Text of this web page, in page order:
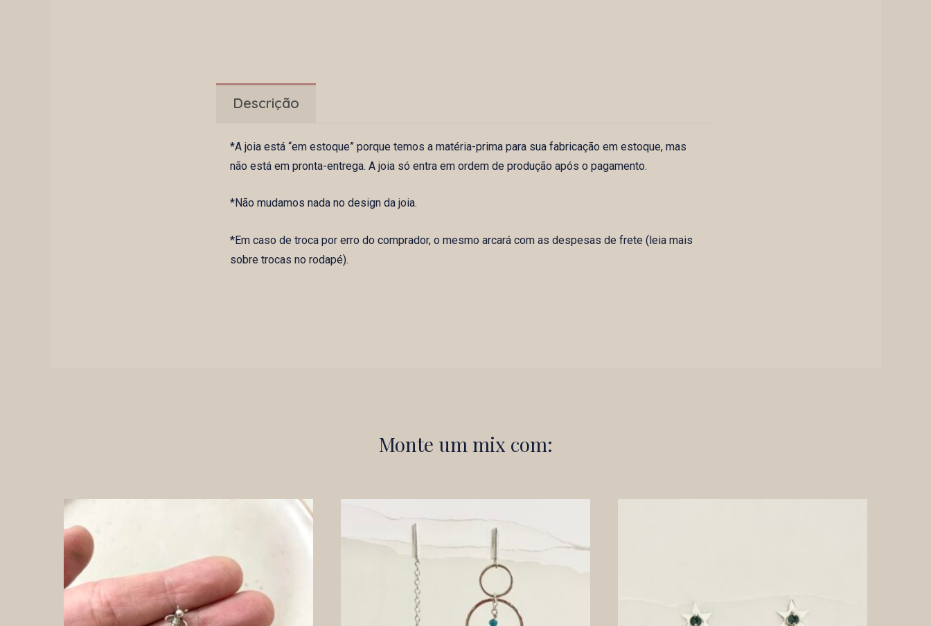
Descrição
*A joia está “em estoque” porque temos a matéria-prima para sua fabricação em estoque, mas
não está em pronta-entrega. A joia só entra em ordem de produção após o pagamento.
*Não mudamos nada no design da joia.
*Em caso de troca por erro do comprador, o mesmo arcará com as despesas de frete (leia mais
sobre trocas no rodapé).
Monte um mix com: